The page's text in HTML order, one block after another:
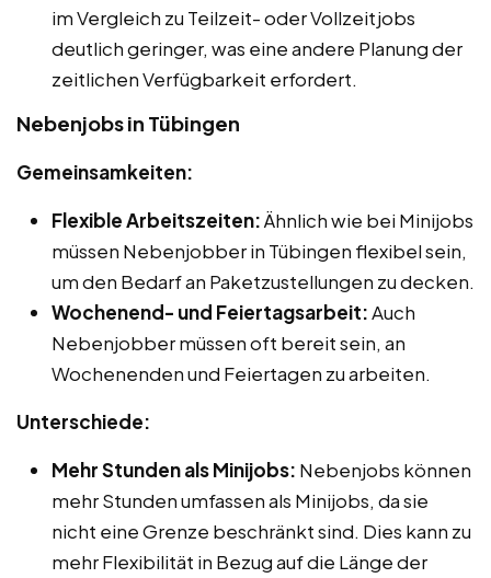
im Vergleich zu Teilzeit- oder Vollzeitjobs
deutlich geringer, was eine andere Planung der
zeitlichen Verfügbarkeit erfordert.
Nebenjobs in Tübingen
Gemeinsamkeiten:
Flexible Arbeitszeiten:Ähnlich wie bei Minijobs
müssen Nebenjobber in Tübingen flexibel sein,
um den Bedarf an Paketzustellungen zu decken.
Wochenend- und Feiertagsarbeit:Auch
Nebenjobber müssen oft bereit sein, an
Wochenenden und Feiertagen zu arbeiten.
Unterschiede:
Mehr Stunden als Minijobs: Nebenjobs können
mehr Stunden umfassen als Minijobs, da sie
nicht eine Grenze beschränkt sind. Dies kann zu
mehr Flexibilität in Bezug auf die Länge der